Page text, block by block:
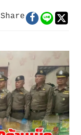
Share